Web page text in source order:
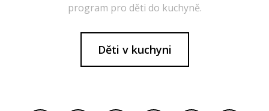
program pro děti do kuchyně.
Děti v kuchyni